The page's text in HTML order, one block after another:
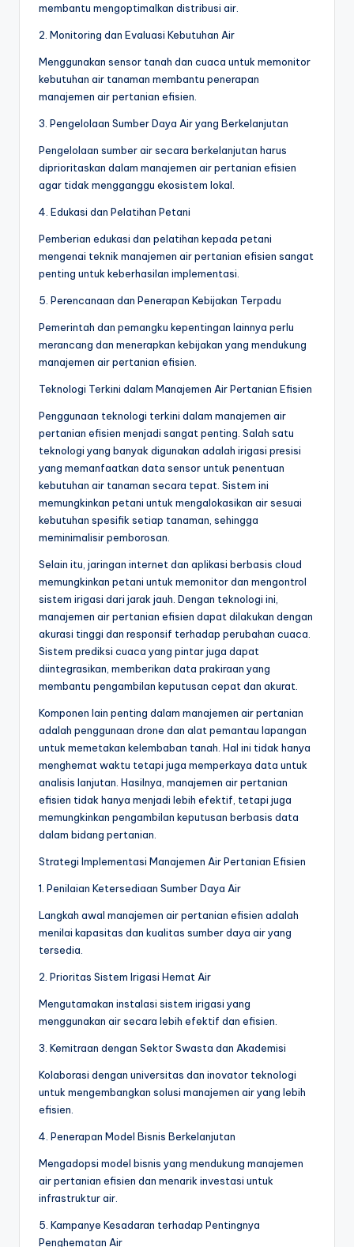
membantu mengoptimalkan distribusi air.
2. Monitoring dan Evaluasi Kebutuhan Air
Menggunakan sensor tanah dan cuaca untuk memonitor
kebutuhan air tanaman membantu penerapan
manajemen air pertanian efisien.
3. Pengelolaan Sumber Daya Air yang Berkelanjutan
Pengelolaan sumber air secara berkelanjutan harus
diprioritaskan dalam manajemen air pertanian efisien
agar tidak mengganggu ekosistem lokal.
4. Edukasi dan Pelatihan Petani
Pemberian edukasi dan pelatihan kepada petani
mengenai teknik manajemen air pertanian efisien sangat
penting untuk keberhasilan implementasi.
5. Perencanaan dan Penerapan Kebijakan Terpadu
Pemerintah dan pemangku kepentingan lainnya perlu
merancang dan menerapkan kebijakan yang mendukung
manajemen air pertanian efisien.
Teknologi Terkini dalam Manajemen Air Pertanian Efisien
Penggunaan teknologi terkini dalam manajemen air
pertanian efisien menjadi sangat penting. Salah satu
teknologi yang banyak digunakan adalah irigasi presisi
yang memanfaatkan data sensor untuk penentuan
kebutuhan air tanaman secara tepat. Sistem ini
memungkinkan petani untuk mengalokasikan air sesuai
kebutuhan spesifik setiap tanaman, sehingga
meminimalisir pemborosan.
Selain itu, jaringan internet dan aplikasi berbasis cloud
memungkinkan petani untuk memonitor dan mengontrol
sistem irigasi dari jarak jauh. Dengan teknologi ini,
manajemen air pertanian efisien dapat dilakukan dengan
akurasi tinggi dan responsif terhadap perubahan cuaca.
Sistem prediksi cuaca yang pintar juga dapat
diintegrasikan, memberikan data prakiraan yang
membantu pengambilan keputusan cepat dan akurat.
Komponen lain penting dalam manajemen air pertanian
adalah penggunaan drone dan alat pemantau lapangan
untuk memetakan kelembaban tanah. Hal ini tidak hanya
menghemat waktu tetapi juga memperkaya data untuk
analisis lanjutan. Hasilnya, manajemen air pertanian
efisien tidak hanya menjadi lebih efektif, tetapi juga
memungkinkan pengambilan keputusan berbasis data
dalam bidang pertanian.
Strategi Implementasi Manajemen Air Pertanian Efisien
1. Penilaian Ketersediaan Sumber Daya Air
Langkah awal manajemen air pertanian efisien adalah
menilai kapasitas dan kualitas sumber daya air yang
tersedia.
2. Prioritas Sistem Irigasi Hemat Air
Mengutamakan instalasi sistem irigasi yang
menggunakan air secara lebih efektif dan efisien.
3. Kemitraan dengan Sektor Swasta dan Akademisi
Kolaborasi dengan universitas dan inovator teknologi
untuk mengembangkan solusi manajemen air yang lebih
efisien.
4. Penerapan Model Bisnis Berkelanjutan
Mengadopsi model bisnis yang mendukung manajemen
air pertanian efisien dan menarik investasi untuk
infrastruktur air.
5. Kampanye Kesadaran terhadap Pentingnya
Penghematan Air